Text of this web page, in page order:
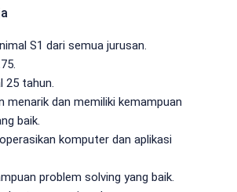
S1 dari semua jurusan.
25 tahun.
menarik dan memiliki kemampuan
baik.
komputer dan aplikasi
problem solving yang baik.